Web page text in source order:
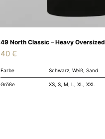
49 North Classic – Heavy Oversized
40€
Farbe Schwarz, Weiß, Sand
Größe XS, S, M, L, XL, XXL